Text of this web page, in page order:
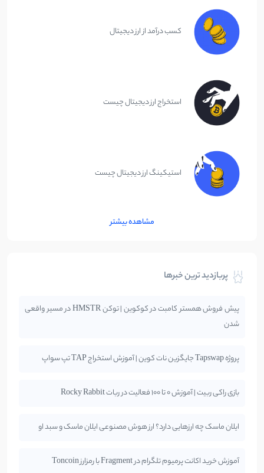
کسب درآمد از ارز دیجیتال
استخراج ارز دیجیتال چیست
استیکینگ ارز دیجیتال چیست
مشاهده بیشتر
پربازدید ترین خبرها
پیش فروش همستر کامبت در کوکوین | توکن HMSTR در مسیر واقعی
شدن
پروژه Tapswap جایگزین نات کوین | آموزش استخراج TAP تپ سواپ
بازی راکی ربیت | آموزش 0 تا 100 فعالیت در ربات Rocky Rabbit
ایلان ماسک چه ارزهایی دارد؟ ارز هوش مصنوعی ایلان ماسک و سبد او
آموزش خرید اکانت پرمیوم تلگرام در Fragment با رمزارز Toncoin